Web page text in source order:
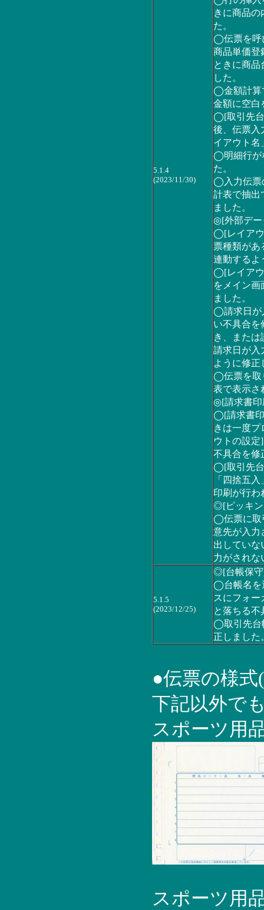
5.1.4
(2023/11/30)
きに商品
た。
◯伝票を呼
商品単価登
ときに商
した。
◯金額計算
金額に空白
◯[取引先台
後、伝票入
イアウト名
◯明細行が
た。
◯入力伝票
計表で抽出
ました。
◎[外部デー
◯[レイアウ
票種類があ
連動するよ
◯[レイアウ
をメイン
ました。
◯請求日が
い不具合を
き、また
請求日が入
ように修正
◯伝票を取
表で表示さ
◎[請求書印
◯[請求書印
きは一度
ウトの設
不具合を修
◯[取引先台
「四捨五
印刷が行わ
◎[ピッキ
◯伝票に取
意先が入力
出していな
力がされな
5.1.5
(2023/12/25)
◎[台帳保
◯台帳名を
スにフォー
と落ちる不
◯取引先台
正しました
●伝票の様
下記以外で
スポーツ用
スポーツ用